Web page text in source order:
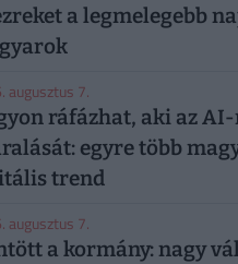
a legmelegebb
augusztus 7.
ráfázhat, aki az AI-
egyre több
trend
augusztus 7.
a kormány: nagy